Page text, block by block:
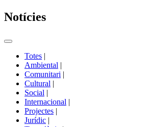
Notícies
Commutador
portals
Totes |
Ambiental |
Comunitari |
Cultural |
Social |
Internacional |
Projectes |
Jurídic |